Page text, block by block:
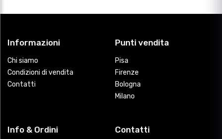
Informazioni
Chi siamo
Condizioni di vendita
Contatti
Punti vendita
Pisa
Firenze
Bologna
Milano
Info & Ordini Contatti